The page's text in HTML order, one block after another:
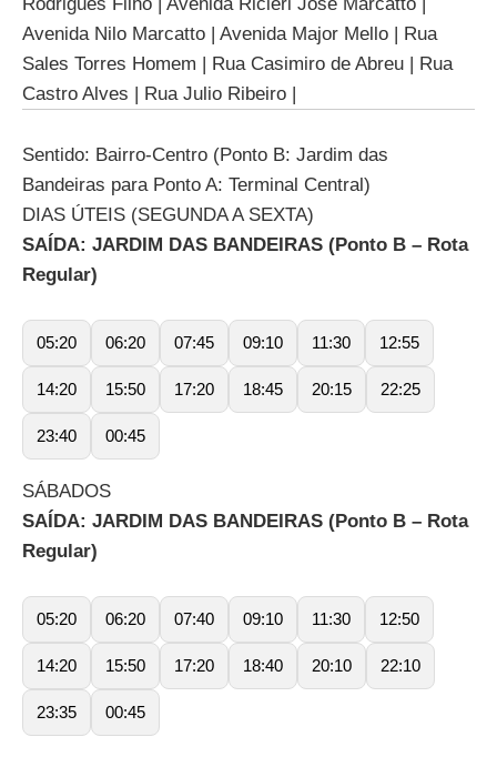
Avenida Nilo Marcatto | Avenida Major Mello | Rua
Sales Torres Homem | Rua Casimiro de Abreu | Rua
Castro Alves | Rua Julio Ribeiro |
Sentido: Bairro-Centro (Ponto B: Jardim das
Bandeiras para Ponto A: Terminal Central)
DIAS ÚTEIS (SEGUNDA A SEXTA)
SAÍDA: JARDIM DAS BANDEIRAS (Ponto B – Rota
Regular)
05:20 06:20 07:45 09:10 11:30 12:55
14:20 15:50 17:20 18:45 20:15 22:25
23:40 00:45
SÁBADOS
SAÍDA: JARDIM DAS BANDEIRAS (Ponto B – Rota
Regular)
05:20 06:20 07:40 09:10 11:30 12:50
14:20 15:50 17:20 18:40 20:10 22:10
23:35 00:45